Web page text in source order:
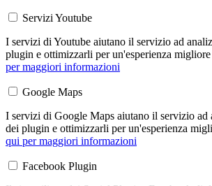
Servizi Youtube
I servizi di Youtube aiutano il servizio ad
plugin e ottimizzarli per un'esperienza
per maggiori informazioni
Google Maps
I servizi di Google Maps aiutano il servizio ad
dei plugin e ottimizzarli per un'esperienza
qui per maggiori informazioni
Facebook Plugin